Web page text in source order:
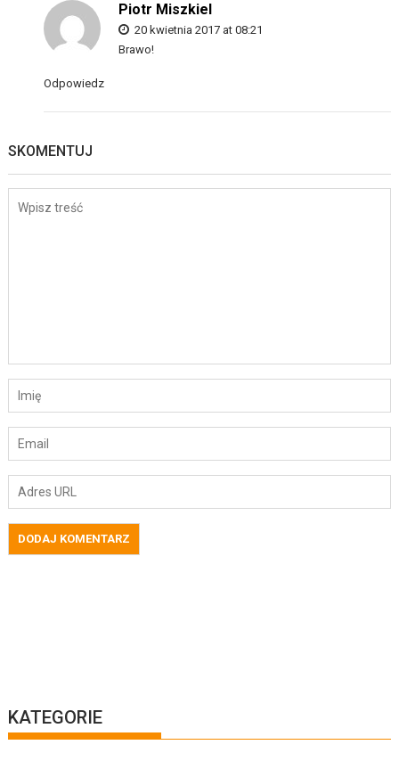
Piotr Miszkiel
20 kwietnia 2017 at 08:21
Brawo!
Odpowiedz
SKOMENTUJ
KATEGORIE